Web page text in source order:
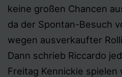
keine großen Chancen
da der Spontan-Besuch
wegen ausverkaufter
Dann schrieb Riccardo
Freitag Kennickie